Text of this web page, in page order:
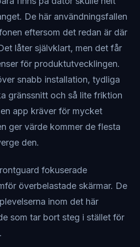
De här användningsfallen
eftersom det redan är där
låter självklart, men det får
för produktutvecklingen.
snabb installation, tydliga
gränssnitt och så lite friktion
app kräver för mycket
ger värde kommer de flesta
den.
fokuserade
överbelastade skärmar. De
inom det här
som tar bort steg i stället för